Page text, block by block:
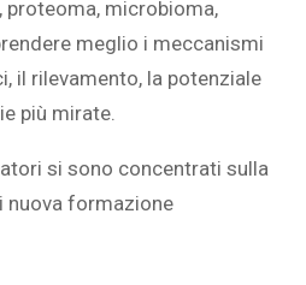
proteoma, microbioma,
meglio i meccanismi
il rilevamento, la potenziale
più mirate.
si sono concentrati sulla
nuova formazione